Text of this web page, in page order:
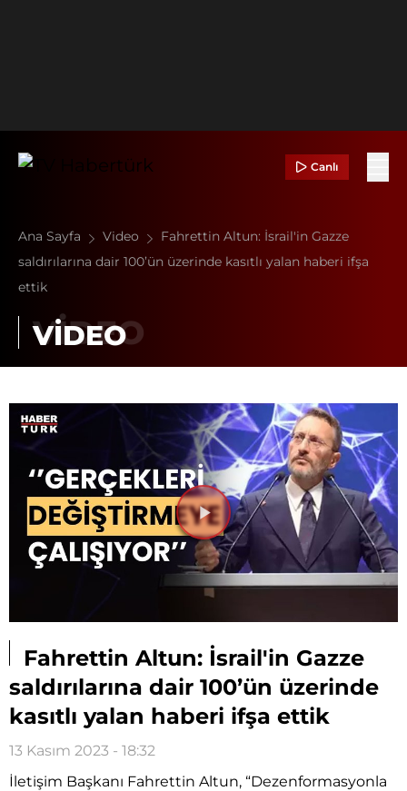
Canlı
Ana Sayfa Video
Fahrettin Altun: İsrail'in Gazze
saldırılarına dair 100’ün üzerinde kasıtlı yalan haberi ifşa
ettik
VİDEO
Videoyu
Oynat
Fahrettin Altun: İsrail'in Gazze
saldırılarına dair 100’ün üzerinde
kasıtlı yalan haberi ifşa ettik
13 Kasım 2023 - 18:32
İletişim Başkanı Fahrettin Altun, “Dezenformasyonla